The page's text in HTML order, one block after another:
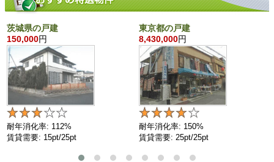
茨城県の戸建
150,000円
耐年消化率: 112%
賃貸需要: 15pt/25pt
東京都の戸建
8,430,000円
耐年消化率: 150%
賃貸需要: 25pt/25pt